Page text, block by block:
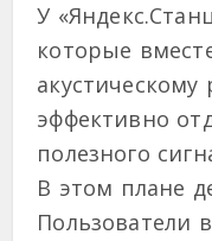
У
которые
акустическому
эффективно
полезного
В этом плане
Пользователи